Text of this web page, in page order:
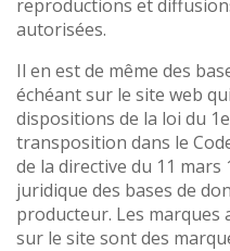
reproductions et
autorisées.
Il en est de même des
échéant sur le site web
dispositions de la loi du
transposition dans le
de la directive du 11
juridique des bases de
producteur. Les
sur le site sont des